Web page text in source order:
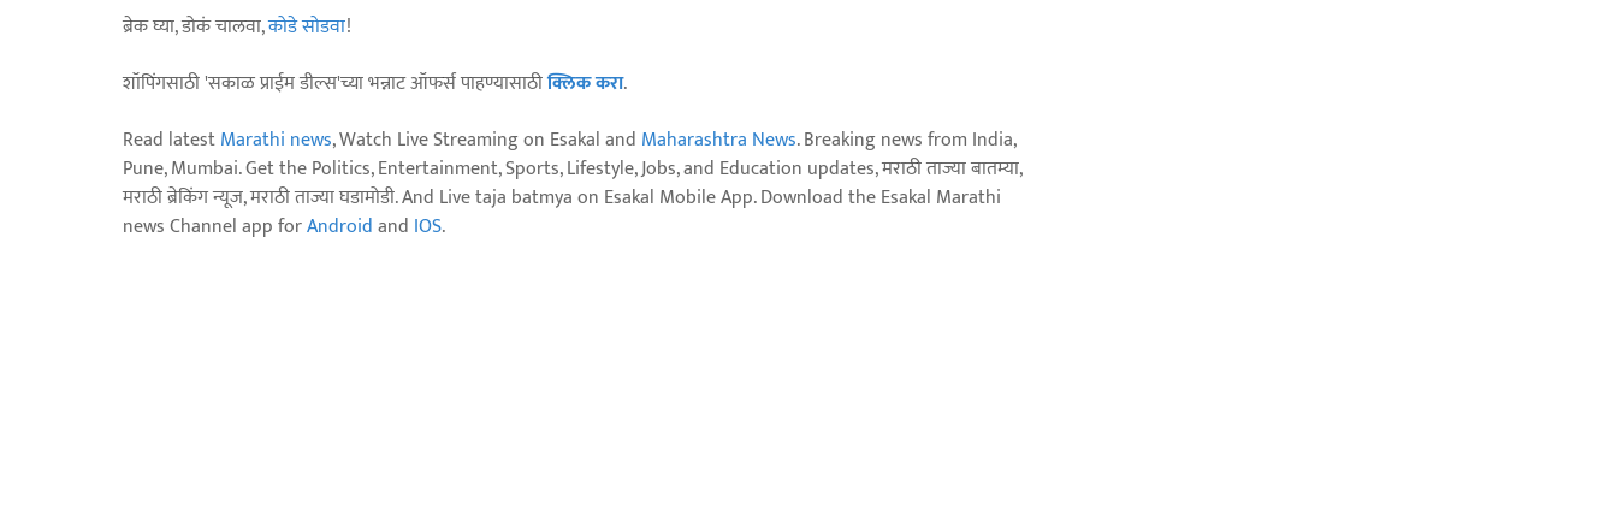
ब्रेक घ्या, डोकं चालवा,कोडे सोडवा!
शॉपिंगसाठी 'सकाळ प्राईम डील्स'च्या भन्नाट ऑफर्स पाहण्यासाठीक्लिक करा.
Read latestMarathi news, Watch Live Streaming on Esakal and Maharashtra News. Breaking news from India,
Pune, Mumbai. Get the Politics, Entertainment, Sports, Lifestyle, Jobs, and Education updates, मराठी ताज्या बातम्या,
मराठी ब्रेकिंग न्यूज, मराठी ताज्या घडामोडी. And Live taja batmya on Esakal Mobile App. Download the Esakal Marathi
news Channel app forAndroidand IOS.